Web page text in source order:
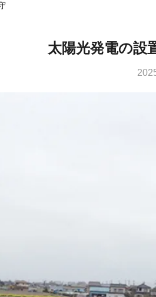
太陽光発電の設